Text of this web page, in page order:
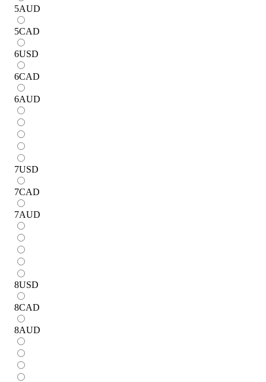
5AUD
5CAD
6USD
6CAD
6AUD
7USD
7CAD
7AUD
8USD
8CAD
8AUD